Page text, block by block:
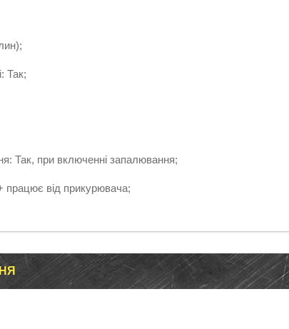
Так;
Так, при включенні запалювання;
працює від прикурювача;